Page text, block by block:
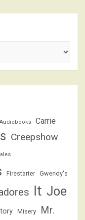
Audiobooks Carrie
Creepshow
Firestarter Gwendy's
It Joe
Misery Mr.